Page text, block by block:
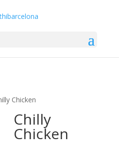
Chicken
Chilly
Chicken